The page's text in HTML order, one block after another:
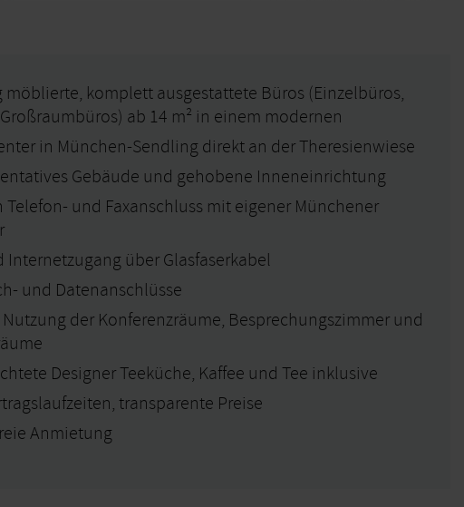
möblierte, komplett ausgestattete Büros (Einzelbüros,
ab 14 m² in einem modernen
in München-Sendling direkt an der Theresienwiese
Gebäude und gehobene Inneneinrichtung
Telefon- und Faxanschluss mit eigener Münchener
Internetzugang über Glasfaserkabel
und Datenanschlüsse
der Konferenzräume, Besprechungszimmer und
Designer Teeküche, Kaffee und Tee inklusive
transparente Preise
Anmietung